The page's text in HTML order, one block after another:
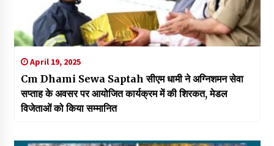
April 19, 2025
Cm Dhami Sewa Saptah सीएम धामी ने अग्निशमन सेवा
सप्ताह के अवसर पर आयोजित कार्यक्रम में की शिरकत, मेडल
विजेताओं को किया सम्मानित